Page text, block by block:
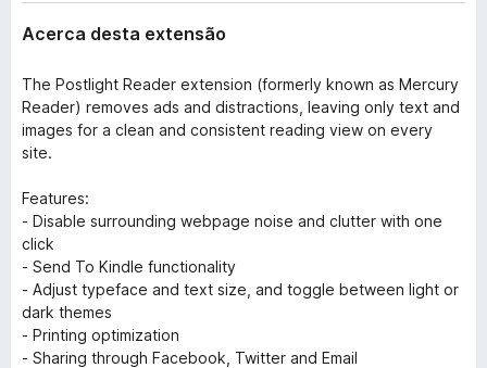
Acerca desta extensão
The Postlight Reader extension (formerly known as Mercury
Reader) removes ads and distractions, leaving only text and
images for a clean and consistent reading view on every
site.
Features:
- Disable surrounding webpage noise and clutter with one
click
- Send To Kindle functionality
- Adjust typeface and text size, and toggle between light or
dark themes
- Printing optimization
- Sharing through Facebook, Twitter and Email